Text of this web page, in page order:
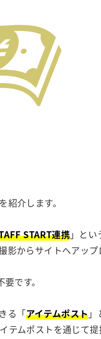
介します。
START連携」とい
影からサイトへアッ
です。
る「アイテムポスト」
テムポストを通じて